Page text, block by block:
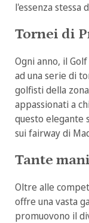
l'essenza stessa
Tornei di
Ogni anno, il
ad una serie di
golfisti della
appassionati a
questo elegante
sui fairway di
Tante
Oltre alle
offre una vasta
promuovono il